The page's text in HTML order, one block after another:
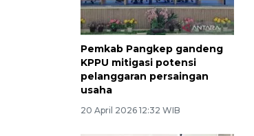
Pemkab Pangkep gandeng
KPPU mitigasi potensi
pelanggaran persaingan
usaha
20 April 2026 12:32 WIB